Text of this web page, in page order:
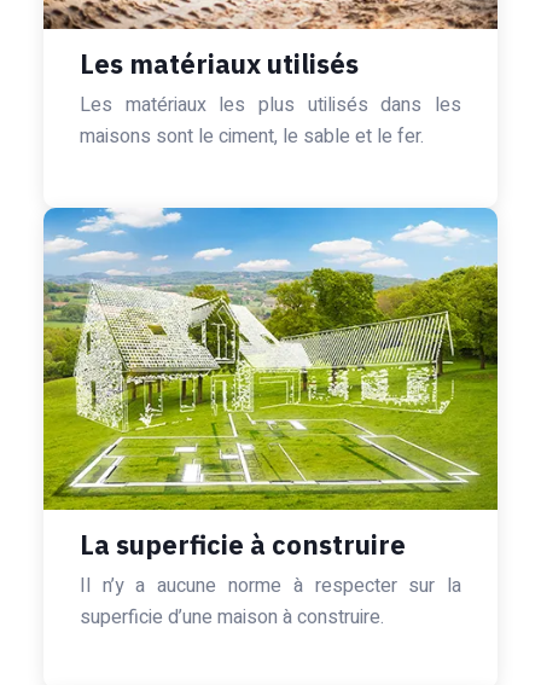
Les matériaux utilisés
Les matériaux les plus utilisés dans les
maisons sont le ciment, le sable et le fer.
La superficie à construire
Il n’y a aucune norme à respecter sur la
superficie d’une maison à construire.